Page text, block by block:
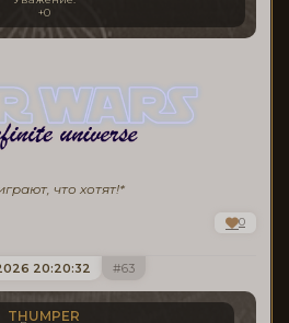
+0
что хотят!*
0
63
20:20:32
THUMPER